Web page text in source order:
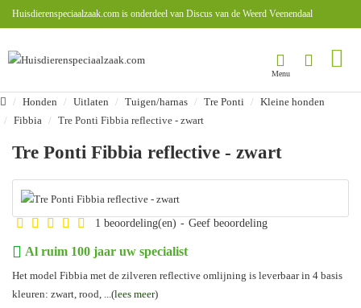
Huisdierenspeciaalzaak.com is onderdeel van Discus van de Weerd Veenendaal
Honden Uitlaten Tuigen/harnas Tre Ponti
Kleine honden
Fibbia
Tre Ponti Fibbia reflective - zwart
Tre Ponti Fibbia reflective - zwart
Al ruim 100 jaar uw specialist
Het model Fibbia met de zilveren reflective omlijning is leverbaar in 4 basis
kleuren: zwart, rood, ...(lees meer)
1 beoordeling(en) - Geef beoordeling